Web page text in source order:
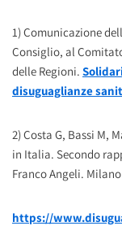
1) Comunicazione
Consiglio, al
delle Regioni.
disuguaglianze
2) Costa G, Bassi M,
in Italia. Secondo
Franco Angeli.
https://